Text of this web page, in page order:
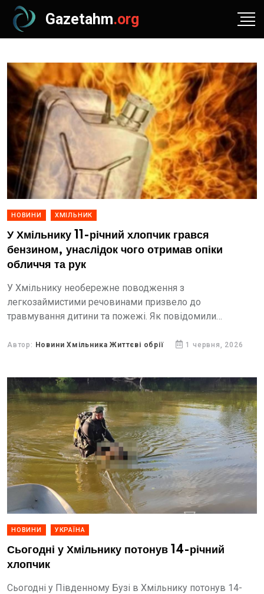
Gazetahm.org
НОВИНИ ХМІЛЬНИК
У Хмільнику 11-річний хлопчик грався
бензином, унаслідок чого отримав опіки
обличчя та рук
У Хмільнику необережне поводження з
легкозаймистими речовинами призвело до
травмування дитини та пожежі. Як повідомили
запальничкою. У якийсь момент сталася раптова
Автор: Новини Хмільника Життєві обрії 1 червня, 2026
НОВИНИ УКРАЇНА
Сьогодні у Хмільнику потонув 14-річний
хлопчик
Сьогодні у Південному Бузі в Хмільнику потонув 14-